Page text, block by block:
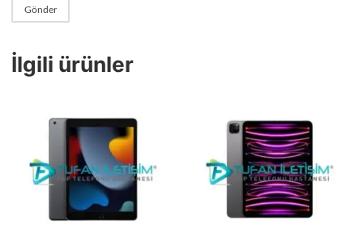
İlgili ürünler